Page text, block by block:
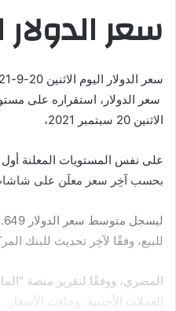
سعر الدولار
سعر الدولار، استقراره على
الاثنين 20 سبتمبر 2021،
على نفس المستويات المعلنة
بحسب آخِر سعر معلَن على شاشات
للبيع، وفقًا لآخِر تحديث للبنك
المصري، ووفقًا لتقرير منصة
العملات الأجنبية، وجاءت الأسعار